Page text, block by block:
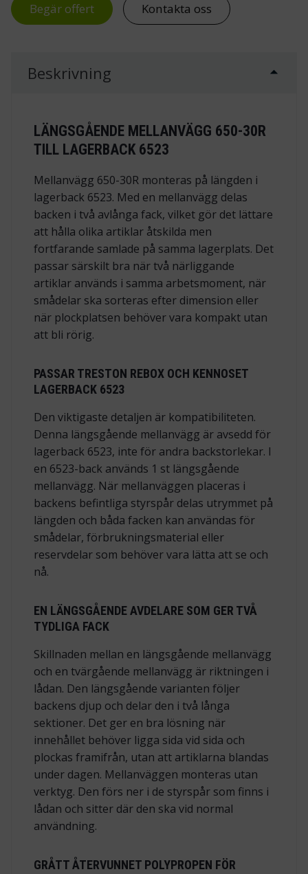
Begär offert Kontakta oss
Beskrivning
LÄNGSGÅENDE MELLANVÄGG 650-30R
TILL LAGERBACK 6523
Mellanvägg 650-30R monteras på längden i
lagerback 6523. Med en mellanvägg delas
backen i två avlånga fack, vilket gör det lättare
att hålla olika artiklar åtskilda men
fortfarande samlade på samma lagerplats. Det
passar särskilt bra när två närliggande
artiklar används i samma arbetsmoment, när
smådelar ska sorteras efter dimension eller
när plockplatsen behöver vara kompakt utan
att bli rörig.
PASSAR TRESTON REBOX OCH KENNOSET
LAGERBACK 6523
Den viktigaste detaljen är kompatibiliteten.
Denna längsgående mellanvägg är avsedd för
lagerback 6523, inte för andra backstorlekar. I
en 6523-back används 1 st längsgående
mellanvägg. När mellanväggen placeras i
backens befintliga styrspår delas utrymmet på
längden och båda facken kan användas för
smådelar, förbrukningsmaterial eller
reservdelar som behöver vara lätta att se och
nå.
EN LÄNGSGÅENDE AVDELARE SOM GER TVÅ
TYDLIGA FACK
Skillnaden mellan en längsgående mellanvägg
och en tvärgående mellanvägg är riktningen i
lådan. Den längsgående varianten följer
backens djup och delar den i två långa
sektioner. Det ger en bra lösning när
innehållet behöver ligga sida vid sida och
plockas framifrån, utan att artiklarna blandas
under dagen. Mellanväggen monteras utan
verktyg. Den förs ner i de styrspår som finns i
lådan och sitter där den ska vid normal
användning.
GRÅTT ÅTERVUNNET POLYPROPEN FÖR